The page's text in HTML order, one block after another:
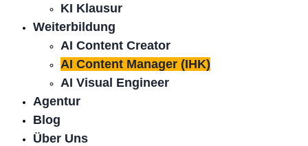
KI Klausur
Weiterbildung
AI Content Creator
AI Content Manager (IHK)
AI Visual Engineer
Agentur
Blog
Über Uns